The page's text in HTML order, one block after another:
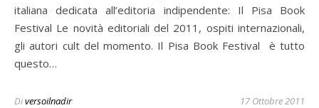
italiana dedicata all’editoria indipendente: Il Pisa Book
Festival Le novità editoriali del 2011, ospiti internazionali,
gli autori cult del momento. Il Pisa Book Festival è tutto
questo…
Diversoilnadir 17 Ottobre 2011